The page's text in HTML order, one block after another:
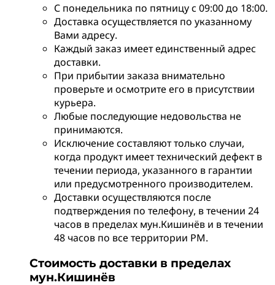
С понедельника по пятницу с 09:00 до 18:00.
Доставка осуществляется по указанному
Вами адресу.
Каждый заказ имеет единственный адрес
доставки.
При прибытии заказа внимательно
проверьте и осмотрите его в присутствии
курьера.
Любые последующие недовольства не
принимаются.
Исключение составляют только случаи,
когда продукт имеет технический дефект в
течении периода, указанного в гарантии
или предусмотренного производителем.
Доставки осуществляются после
подтверждения по телефону, в течении 24
часов в пределах мун.Кишинёв и в течении
48 часов по все территории РМ.
Стоимость доставки в пределах
мун.Кишинёв